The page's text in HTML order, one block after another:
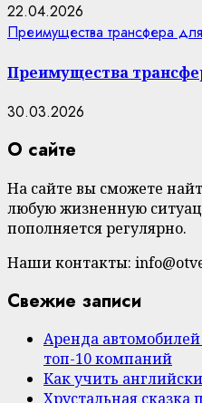
22.04.2026
Преимущества трансфера
Преимущества
30.03.2026
О сайте
На сайте вы сможете
любую жизненную
пополняется регулярно.
Наши контакты:
Свежие записи
Аренда
топ-10 компаний
Как учить
Хрустальная